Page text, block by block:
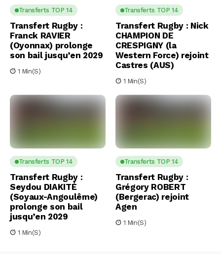
Transferts TOP 14
Transfert Rugby :
Franck RAVIER
(Oyonnax) prolonge
son bail jusqu’en 2029
1 Min(s)
Transferts TOP 14
Transfert Rugby : Nick
CHAMPION DE
CRESPIGNY (la
Western Force) rejoint
Castres (AUS)
1 Min(s)
Transferts TOP 14
Transfert Rugby :
Seydou DIAKITÉ
(Soyaux-Angoulême)
prolonge son bail
jusqu’en 2029
1 Min(s)
Transferts TOP 14
Transfert Rugby :
Grégory ROBERT
(Bergerac) rejoint
Agen
1 Min(s)